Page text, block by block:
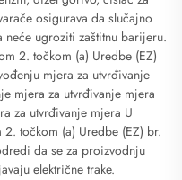
osigurava da slučajno
neće ugroziti zaštitnu barijeru.
2. točkom (a) Uredbe (EZ)
mjera za utvrđivanje
mjera za utvrđivanje mjera
za utvrđivanje mjera U
2. točkom (a) Uredbe (EZ) br.
da se za proizvodnju
električne trake.